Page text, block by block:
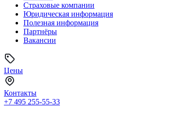
Страховые компании
Юридическая информация
Полезная информация
Партнёры
Вакансии
Цены
Контакты
+7 495 255-55-33